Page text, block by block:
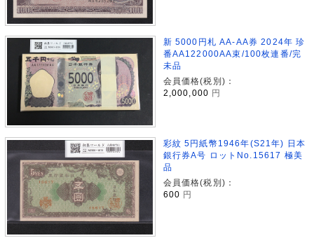
新 5000円札 AA-AA券 2024年 珍
番AA122000AA束/100枚連番/完
未品
会員価格(税別)：
2,000,000 円
彩紋 5円紙幣1946年(S21年) 日本
銀行券A号 ロットNo.15617 極美
品
会員価格(税別)：
600 円